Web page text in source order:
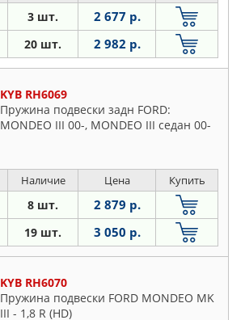
3 шт. 2 677 р.
20 шт. 2 982 р.
KYB RH6069
Пружина подвески задн FORD:
MONDEO III 00-, MONDEO III седан 00-
Наличие Цена Купить
8 шт. 2 879 р.
19 шт. 3 050 р.
KYB RH6070
Пружина подвески FORD MONDEO MK
III - 1,8 R (HD)